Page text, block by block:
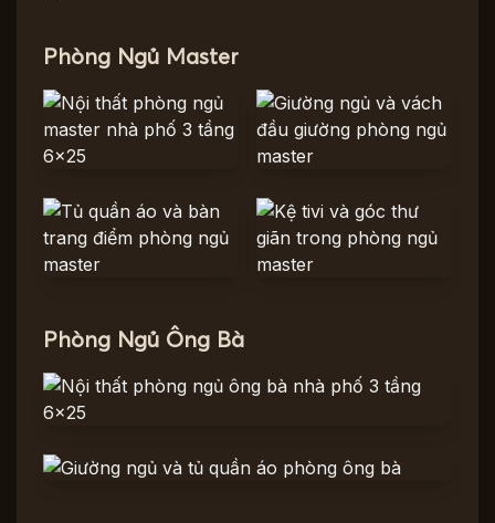
Phòng Ngủ Master
Phòng Ngủ Ông Bà